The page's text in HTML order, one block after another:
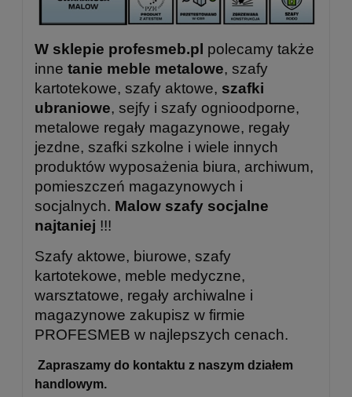
W sklepie profesmeb.pl polecamy także
inne tanie meble metalowe, szafy
kartotekowe, szafy aktowe, szafki
ubraniowe, sejfy i szafy ognioodporne,
metalowe regały magazynowe, regały
jezdne, szafki szkolne i wiele innych
produktów wyposażenia biura, archiwum,
pomieszczeń magazynowych i
socjalnych. Malow szafy socjalne
najtaniej !!!
Szafy aktowe, biurowe, szafy
kartotekowe, meble medyczne,
warsztatowe, regały archiwalne i
magazynowe zakupisz w firmie
PROFESMEB w najlepszych cenach.
Zapraszamy do kontaktu z naszym działem
handlowym.